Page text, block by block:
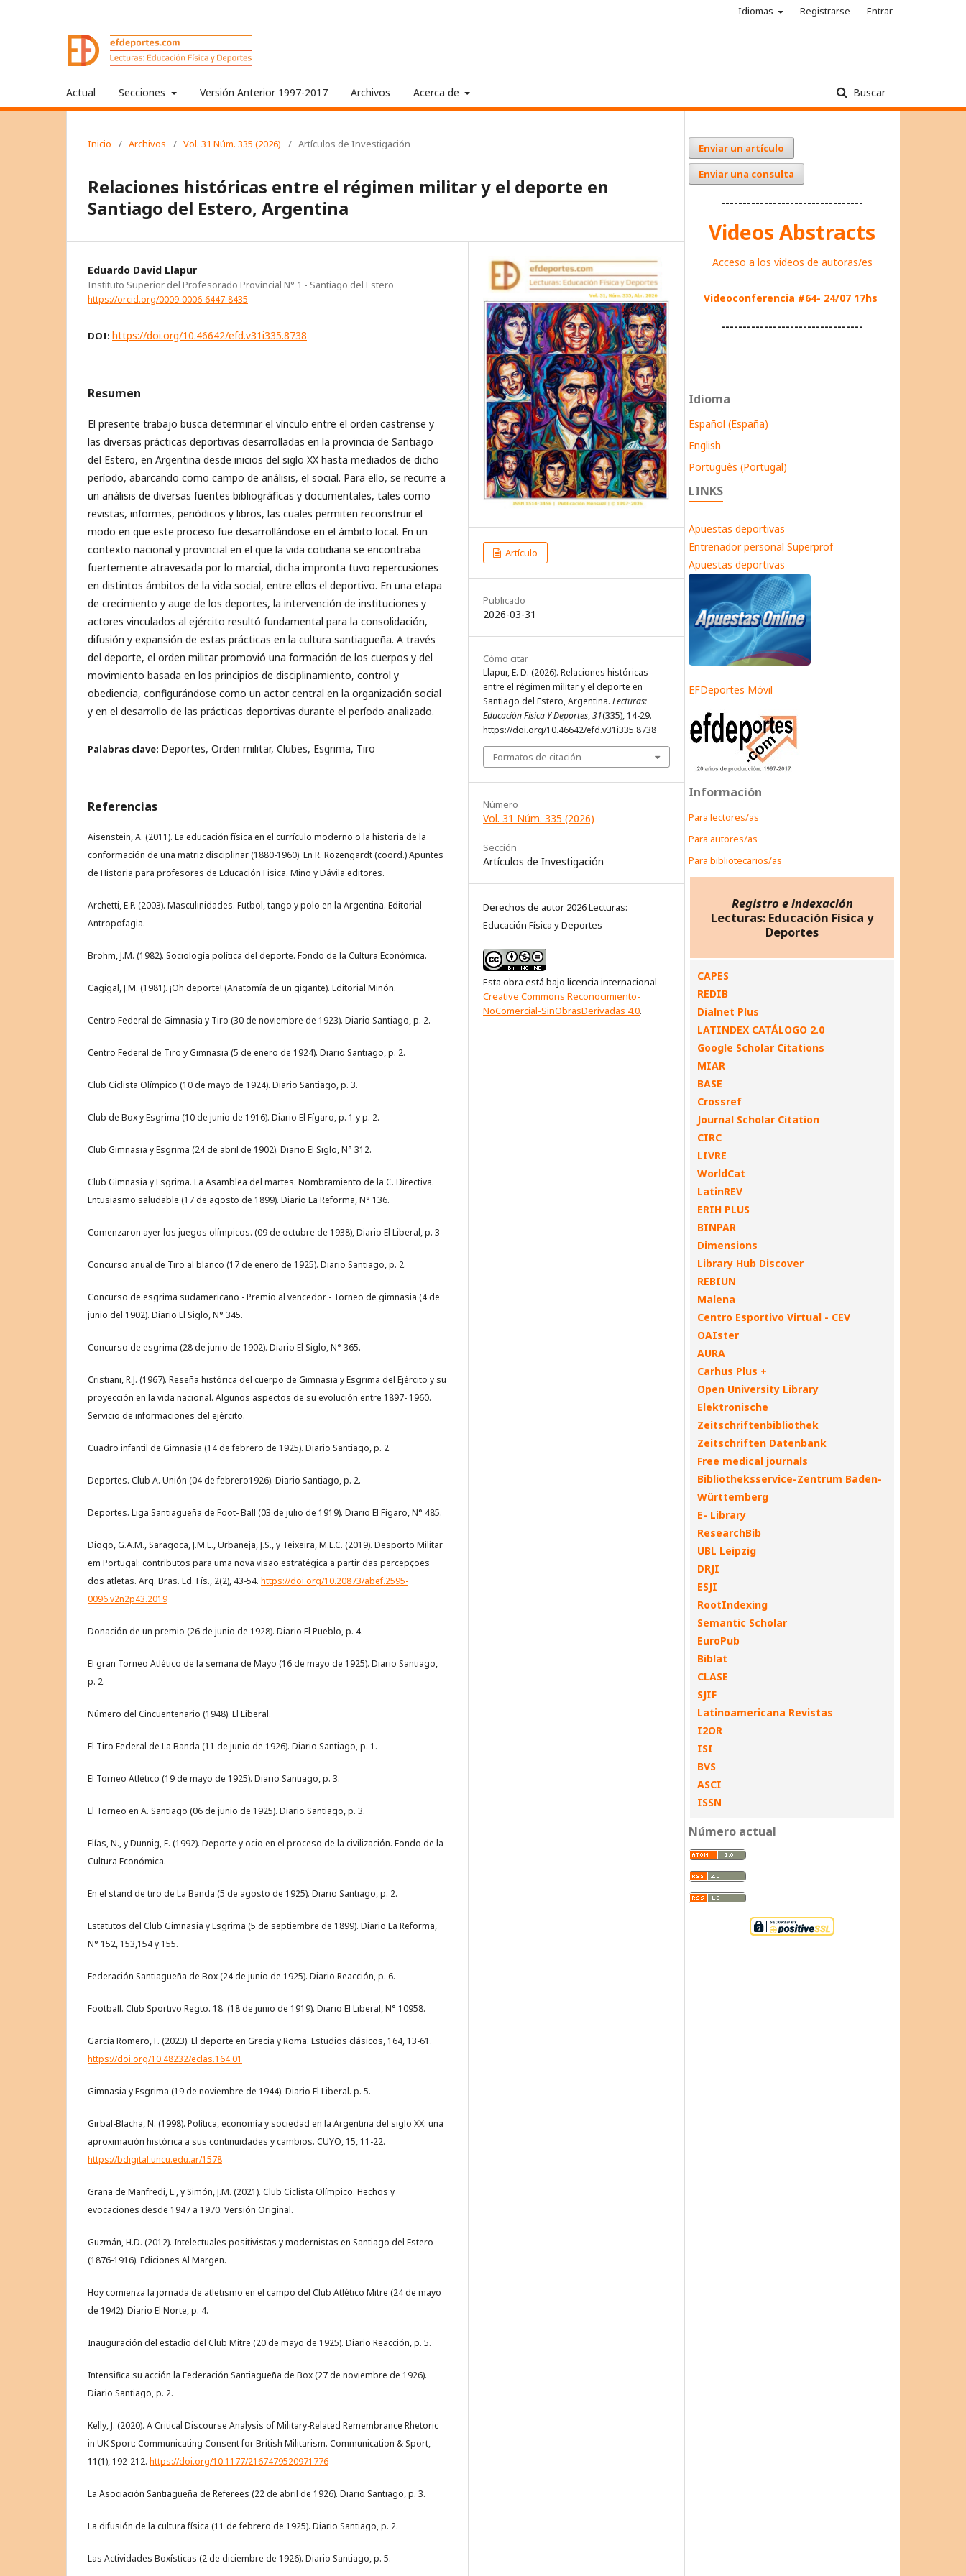
Actual Secciones Versión Anterior 1997-2017 Archivos Acerca de Buscar
Idiomas Registrarse Entrar
Inicio / Archivos / Vol. 31 Núm. 335 (2026) / Artículos de Investigación
Relaciones históricas entre el régimen militar y el deporte en
Santiago del Estero, Argentina
Eduardo David Llapur
Instituto Superior del Profesorado Provincial N° 1 - Santiago del Estero
https://orcid.org/0009-0006-6447-8435
DOI: https://doi.org/10.46642/efd.v31i335.8738
Resumen
El presente trabajo busca determinar el vínculo entre el orden castrense y
las diversas prácticas deportivas desarrolladas en la provincia de Santiago
del Estero, en Argentina desde inicios del siglo XX hasta mediados de dicho
período, abarcando como campo de análisis, el social. Para ello, se recurre a
un análisis de diversas fuentes bibliográficas y documentales, tales como
revistas, informes, periódicos y libros, las cuales permiten reconstruir el
modo en que este proceso fue desarrollándose en el ámbito local. En un
contexto nacional y provincial en el que la vida cotidiana se encontraba
fuertemente atravesada por lo marcial, dicha impronta tuvo repercusiones
en distintos ámbitos de la vida social, entre ellos el deportivo. En una etapa
de crecimiento y auge de los deportes, la intervención de instituciones y
actores vinculados al ejército resultó fundamental para la consolidación,
difusión y expansión de estas prácticas en la cultura santiagueña. A través
del deporte, el orden militar promovió una formación de los cuerpos y del
movimiento basada en los principios de disciplinamiento, control y
obediencia, configurándose como un actor central en la organización social
y en el desarrollo de las prácticas deportivas durante el período analizado.
Palabras clave: Deportes, Orden militar, Clubes, Esgrima, Tiro
Referencias
Aisenstein, A. (2011). La educación física en el currículo moderno o la historia de la
conformación de una matriz disciplinar (1880-1960). En R. Rozengardt (coord.) Apuntes
de Historia para profesores de Educación Fisica. Miño y Dávila editores.
Archetti, E.P. (2003). Masculinidades. Futbol, tango y polo en la Argentina. Editorial
Antropofagia.
Brohm, J.M. (1982). Sociología política del deporte. Fondo de la Cultura Económica.
Cagigal, J.M. (1981). ¡Oh deporte! (Anatomía de un gigante). Editorial Miñón.
Centro Federal de Gimnasia y Tiro (30 de noviembre de 1923). Diario Santiago, p. 2.
Centro Federal de Tiro y Gimnasia (5 de enero de 1924). Diario Santiago, p. 2.
Club Ciclista Olímpico (10 de mayo de 1924). Diario Santiago, p. 3.
Club de Box y Esgrima (10 de junio de 1916). Diario El Fígaro, p. 1 y p. 2.
Club Gimnasia y Esgrima (24 de abril de 1902). Diario El Siglo, N° 312.
Club Gimnasia y Esgrima. La Asamblea del martes. Nombramiento de la C. Directiva.
Entusiasmo saludable (17 de agosto de 1899). Diario La Reforma, N° 136.
Comenzaron ayer los juegos olímpicos. (09 de octubre de 1938), Diario El Liberal, p. 3
Concurso anual de Tiro al blanco (17 de enero de 1925). Diario Santiago, p. 2.
Concurso de esgrima sudamericano - Premio al vencedor - Torneo de gimnasia (4 de
junio del 1902). Diario El Siglo, N° 345.
Concurso de esgrima (28 de junio de 1902). Diario El Siglo, N° 365.
Cristiani, R.J. (1967). Reseña histórica del cuerpo de Gimnasia y Esgrima del Ejército y su
proyección en la vida nacional. Algunos aspectos de su evolución entre 1897- 1960.
Servicio de informaciones del ejército.
Cuadro infantil de Gimnasia (14 de febrero de 1925). Diario Santiago, p. 2.
Deportes. Club A. Unión (04 de febrero1926). Diario Santiago, p. 2.
Deportes. Liga Santiagueña de Foot- Ball (03 de julio de 1919). Diario El Fígaro, N° 485.
Diogo, G.A.M., Saragoca, J.M.L., Urbaneja, J.S., y Teixeira, M.L.C. (2019). Desporto Militar
em Portugal: contributos para uma nova visão estratégica a partir das percepções
dos atletas. Arq. Bras. Ed. Fís., 2(2), 43-54. https://doi.org/10.20873/abef.2595-
0096.v2n2p43.2019
Donación de un premio (26 de junio de 1928). Diario El Pueblo, p. 4.
El gran Torneo Atlético de la semana de Mayo (16 de mayo de 1925). Diario Santiago,
p. 2.
Número del Cincuentenario (1948). El Liberal.
El Tiro Federal de La Banda (11 de junio de 1926). Diario Santiago, p. 1.
El Torneo Atlético (19 de mayo de 1925). Diario Santiago, p. 3.
El Torneo en A. Santiago (06 de junio de 1925). Diario Santiago, p. 3.
Elías, N., y Dunnig, E. (1992). Deporte y ocio en el proceso de la civilización. Fondo de la
Cultura Económica.
En el stand de tiro de La Banda (5 de agosto de 1925). Diario Santiago, p. 2.
Estatutos del Club Gimnasia y Esgrima (5 de septiembre de 1899). Diario La Reforma,
N° 152, 153,154 y 155.
Federación Santiagueña de Box (24 de junio de 1925). Diario Reacción, p. 6.
Football. Club Sportivo Regto. 18. (18 de junio de 1919). Diario El Liberal, N° 10958.
García Romero, F. (2023). El deporte en Grecia y Roma. Estudios clásicos, 164, 13-61.
https://doi.org/10.48232/eclas.164.01
Gimnasia y Esgrima (19 de noviembre de 1944). Diario El Liberal. p. 5.
Girbal-Blacha, N. (1998). Política, economía y sociedad en la Argentina del siglo XX: una
aproximación histórica a sus continuidades y cambios. CUYO, 15, 11-22.
https://bdigital.uncu.edu.ar/1578
Grana de Manfredi, L., y Simón, J.M. (2021). Club Ciclista Olímpico. Hechos y
evocaciones desde 1947 a 1970. Versión Original.
Guzmán, H.D. (2012). Intelectuales positivistas y modernistas en Santiago del Estero
(1876-1916). Ediciones Al Margen.
Hoy comienza la jornada de atletismo en el campo del Club Atlético Mitre (24 de mayo
de 1942). Diario El Norte, p. 4.
Inauguración del estadio del Club Mitre (20 de mayo de 1925). Diario Reacción, p. 5.
Intensifica su acción la Federación Santiagueña de Box (27 de noviembre de 1926).
Diario Santiago, p. 2.
Kelly, J. (2020). A Critical Discourse Analysis of Military-Related Remembrance Rhetoric
in UK Sport: Communicating Consent for British Militarism. Communication & Sport,
11(1), 192-212. https://doi.org/10.1177/2167479520971776
La Asociación Santiagueña de Referees (22 de abril de 1926). Diario Santiago, p. 3.
La difusión de la cultura física (11 de febrero de 1925). Diario Santiago, p. 2.
Las Actividades Boxísticas (2 de diciembre de 1926). Diario Santiago, p. 5.
Artículo
Publicado
2026-03-31
Cómo citar
Llapur, E. D. (2026). Relaciones históricas
entre el régimen militar y el deporte en
Santiago del Estero, Argentina. Lecturas:
Educación Física Y Deportes,31(335), 14-29.
https://doi.org/10.46642/efd.v31i335.8738
Formatos de citación
Número
Vol. 31 Núm. 335 (2026)
Sección
Artículos de Investigación
Derechos de autor 2026 Lecturas:
Educación Física y Deportes
Esta obra está bajo licencia internacional
Creative Commons Reconocimiento-
NoComercial-SinObrasDerivadas 4.0.
Enviar un artículo
Enviar una consulta
---------------------------------
Videos Abstracts
Acceso a los videos de autoras/es
Videoconferencia #64- 24/07 17hs
---------------------------------
Idioma
Español (España)
English
Português (Portugal)
LINKS
Apuestas deportivas
Entrenador personal Superprof
Apuestas deportivas
EFDeportes Móvil
Información
Para lectores/as
Para autores/as
Para bibliotecarios/as
Registro e indexación
Lecturas: Educación Física y
Deportes
CAPES
REDIB
Dialnet Plus
LATINDEX CATÁLOGO 2.0
Google Scholar Citations
MIAR
BASE
Crossref
Journal Scholar Citation
CIRC
LIVRE
WorldCat
LatinREV
ERIH PLUS
BINPAR
Dimensions
Library Hub Discover
REBIUN
Malena
Centro Esportivo Virtual - CEV
OAIster
AURA
Carhus Plus +
Open University Library
Elektronische
Zeitschriftenbibliothek
Zeitschriften Datenbank
Free medical journals
Bibliotheksservice-Zentrum Baden-
Württemberg
E- Library
ResearchBib
UBL Leipzig
DRJI
ESJI
RootIndexing
Semantic Scholar
EuroPub
Biblat
CLASE
SJIF
Latinoamericana Revistas
I2OR
ISI
BVS
ASCI
ISSN
Número actual